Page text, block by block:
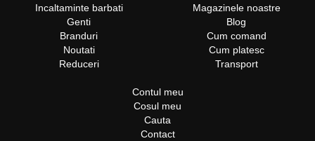
Incaltaminte barbati
Genti
Branduri
Noutati
Reduceri
Magazinele noastre
Blog
Cum comand
Cum platesc
Transport
Contul meu
Cosul meu
Cauta
Contact